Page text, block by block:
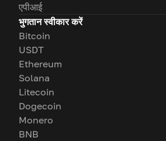
एपीआई
भुगतान स्वीकार करें
Bitcoin
USDT
Ethereum
Solana
Litecoin
Dogecoin
Monero
BNB